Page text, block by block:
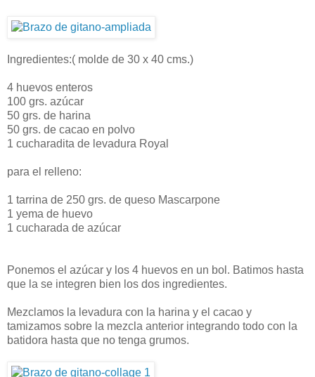
Ingredientes:( molde de 30 x 40 cms.)
4 huevos enteros
100 grs. azúcar
50 grs. de harina
50 grs. de cacao en polvo
1 cucharadita de levadura Royal
para el relleno:
1 tarrina de 250 grs. de queso Mascarpone
1 yema de huevo
1 cucharada de azúcar
Ponemos el azúcar y los 4 huevos en un bol. Batimos hasta
que la se integren bien los dos ingredientes.
Mezclamos la levadura con la harina y el cacao y
tamizamos sobre la mezcla anterior integrando todo con la
batidora hasta que no tenga grumos.